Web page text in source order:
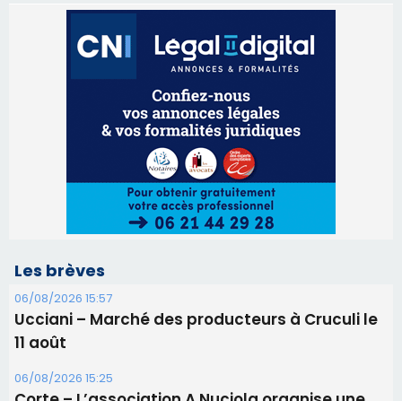
Les brèves
06/08/2026 15:57
Ucciani – Marché des producteurs à Cruculi le
11 août
06/08/2026 15:25